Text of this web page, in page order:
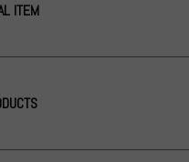
ITEM